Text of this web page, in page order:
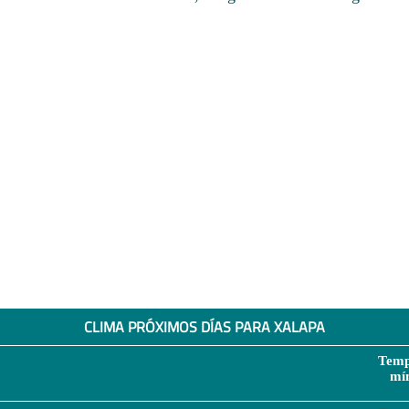
CLIMA PRÓXIMOS DÍAS PARA XALAPA